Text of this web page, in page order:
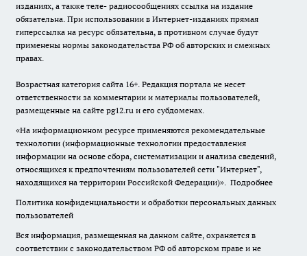
изданиях, а также теле- радиосообщениях ссылка на издание
обязательна. При использовании в Интернет-изданиях прямая
гиперссылка на ресурс обязательна, в противном случае будут
применены нормы законодательства РФ об авторских и смежных
правах.
Возрастная категория сайта 16+. Редакция портала не несет
ответственности за комментарии и материалы пользователей,
размещенные на сайте pg12.ru и его субдоменах.
«На информационном ресурсе применяются рекомендательные
технологии (информационные технологии предоставления
информации на основе сбора, систематизации и анализа сведений,
относящихся к предпочтениям пользователей сети "Интернет",
находящихся на территории Российской Федерации)». Подробнее
Политика конфиденциальности и обработки персональных данных
пользователей
Вся информация, размещенная на данном сайте, охраняется в
соответствии с законодательством РФ об авторском праве и не